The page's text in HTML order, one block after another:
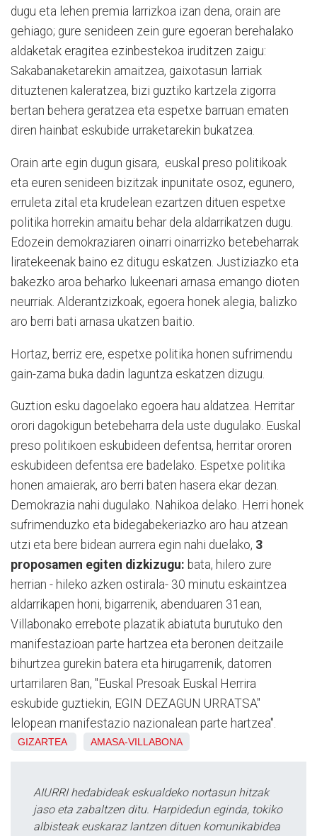
dugu eta lehen premia larrizkoa izan dena, orain are
gehiago; gure senideen zein gure egoeran berehalako
aldaketak eragitea ezinbestekoa iruditzen zaigu:
Sakabanaketarekin amaitzea, gaixotasun larriak
dituztenen kaleratzea, bizi guztiko kartzela zigorra
bertan behera geratzea eta espetxe barruan ematen
diren hainbat eskubide urraketarekin bukatzea.
Orain arte egin dugun gisara, euskal preso politikoak
eta euren senideen bizitzak inpunitate osoz, egunero,
erruleta zital eta krudelean ezartzen dituen espetxe
politika horrekin amaitu behar dela aldarrikatzen dugu.
Edozein demokraziaren oinarri oinarrizko betebeharrak
liratekeenak baino ez ditugu eskatzen. Justiziazko eta
bakezko aroa beharko lukeenari arnasa emango dioten
neurriak. Alderantzizkoak, egoera honek alegia, balizko
aro berri bati arnasa ukatzen baitio.
Hortaz, berriz ere, espetxe politika honen sufrimendu
gain-zama buka dadin laguntza eskatzen dizugu.
Guztion esku dagoelako egoera hau aldatzea. Herritar
orori dagokigun betebeharra dela uste dugulako. Euskal
preso politikoen eskubideen defentsa, herritar ororen
eskubideen defentsa ere badelako. Espetxe politika
honen amaierak, aro berri baten hasera ekar dezan.
Demokrazia nahi dugulako. Nahikoa delako. Herri honek
sufrimenduzko eta bidegabekeriazko aro hau atzean
utzi eta bere bidean aurrera egin nahi duelako, 3
proposamen egiten dizkizugu: bata, hilero zure
herrian - hileko azken ostirala- 30 minutu eskaintzea
aldarrikapen honi, bigarrenik, abenduaren 31ean,
Villabonako errebote plazatik abiatuta burutuko den
manifestazioan parte hartzea eta beronen deitzaile
bihurtzea gurekin batera eta hirugarrenik, datorren
urtarrilaren 8an, "Euskal Presoak Euskal Herrira
eskubide guztiekin, EGIN DEZAGUN URRATSA"
lelopean manifestazio nazionalean parte hartzea".
GIZARTEA AMASA-VILLABONA
AIURRI hedabideak eskualdeko nortasun hitzak
jaso eta zabaltzen ditu. Harpidedun eginda, tokiko
albisteak euskaraz lantzen dituen komunikabidea